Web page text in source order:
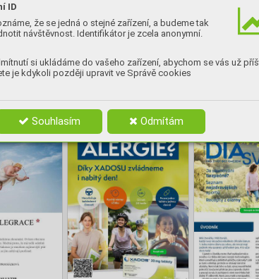
ID
že se jedná o stejné zařízení, a budeme tak
návštěvnost. Identifikátor je zcela anonymní.
si ukládáme do vašeho zařízení, abychom se vás už
je kdykoli později upravit ve Správě cookies
Souhlasím Odmítám